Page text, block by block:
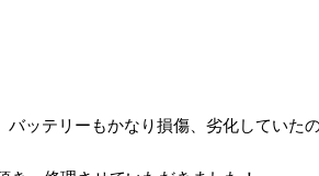
バッテリーもかなり損傷、劣化していた